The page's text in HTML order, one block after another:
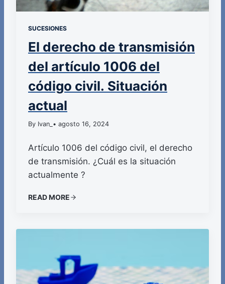
SUCESIONES
El derecho de transmisión
del artículo 1006 del
código civil. Situación
actual
By Ivan_ • agosto 16, 2024
Artículo 1006 del código civil, el derecho
de transmisión. ¿Cuál es la situación
actualmente ?
READ MORE